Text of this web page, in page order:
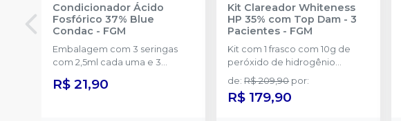
Condicionador Ácido
Fosfórico 37% Blue
Condac - FGM
Embalagem com 3 seringas
com 2,5ml cada uma e 3
R$ 21,90
Kit Clareador Whiteness
HP 35% com Top Dam - 3
Pacientes - FGM
Kit com 1 frasco com 10g de
peróxido de hidrogênio
concentrado + 1 frasco com 5g
de espessante + 1 frasco com
2g de solução Neutralize
de:R$ 209,90 por:
R$ 179,90